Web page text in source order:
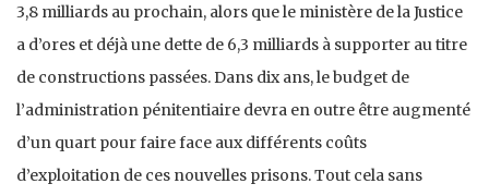
3,8 milliards au prochain, alors que le ministère de la Justice
a d’ores et déjà une dette de 6,3 milliards à supporter au titre
de constructions passées. Dans dix ans, le budget de
l’administration pénitentiaire devra en outre être augmenté
d’un quart pour faire face aux différents coûts
d’exploitation de ces nouvelles prisons. Tout cela sans